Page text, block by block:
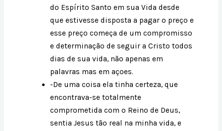
do Espírito Santo em sua Vida desde
que estivesse disposta a pagar o preço e
esse preço começa de um compromisso
e determinação de seguir a Cristo todos
dias de sua vida, não apenas em
palavras mas em açoes.
-De uma coisa ela tinha certeza, que
encontrava-se totalmente
comprometida com o Reino de Deus,
sentia Jesus tão real na minha vida, e